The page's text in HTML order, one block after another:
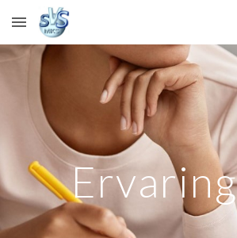
Skip to main content